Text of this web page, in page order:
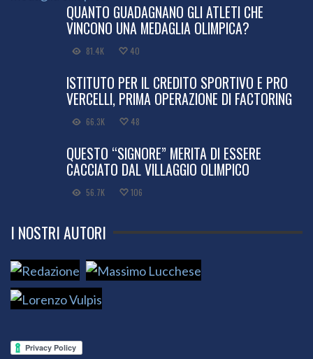
QUANTO GUADAGNANO GLI ATLETI CHE
VINCONO UNA MEDAGLIA OLIMPICA?
81.4K 40
ISTITUTO PER IL CREDITO SPORTIVO E PRO
VERCELLI, PRIMA OPERAZIONE DI FACTORING
66.3K 48
QUESTO “SIGNORE” MERITA DI ESSERE
CACCIATO DAL VILLAGGIO OLIMPICO
56.7K 106
I NOSTRI AUTORI